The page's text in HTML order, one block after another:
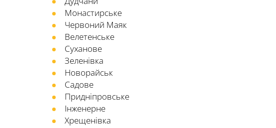
Монастирське
Червоний Маяк
Велетенське
Суханове
Зеленівка
Новорайськ
Садове
Придніпровське
Інженерне
Хрещенівка